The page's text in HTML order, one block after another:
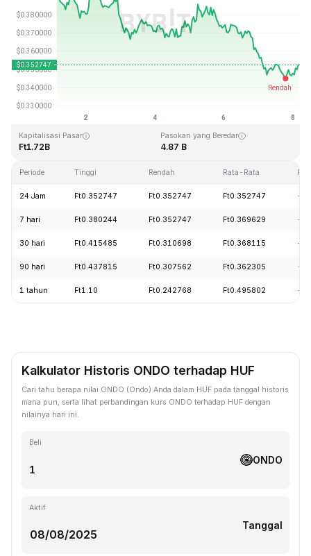
Terakhir Diperbarui: 2026-08-08, 03:51 GMT+0
Rekor Tertinggi (ATH)
Kapitalisasi Pasar
Ft1.72B
Pasokan yang Beredar
4.87 B
Periode Tinggi Rendah Rata-Rata
24 Jam Ft0.352747 Ft0.352747 Ft0.352747
7 hari Ft0.380244 Ft0.352747 Ft0.369629 -
30 hari Ft0.415485 Ft0.310698 Ft0.368115
90 hari Ft0.437815 Ft0.307562 Ft0.362305 -
1 tahun Ft1.10 Ft0.242768 Ft0.495802 -
Kalkulator Historis ONDO terhadap HUF
Cari tahu berapa nilai ONDO (Ondo) Anda dalam HUF pada tanggal historis
mana pun, serta lihat perbandingan kurs ONDO terhadap HUF dengan
nilainya hari ini.
Beli
ONDO
Aktif
Tanggal